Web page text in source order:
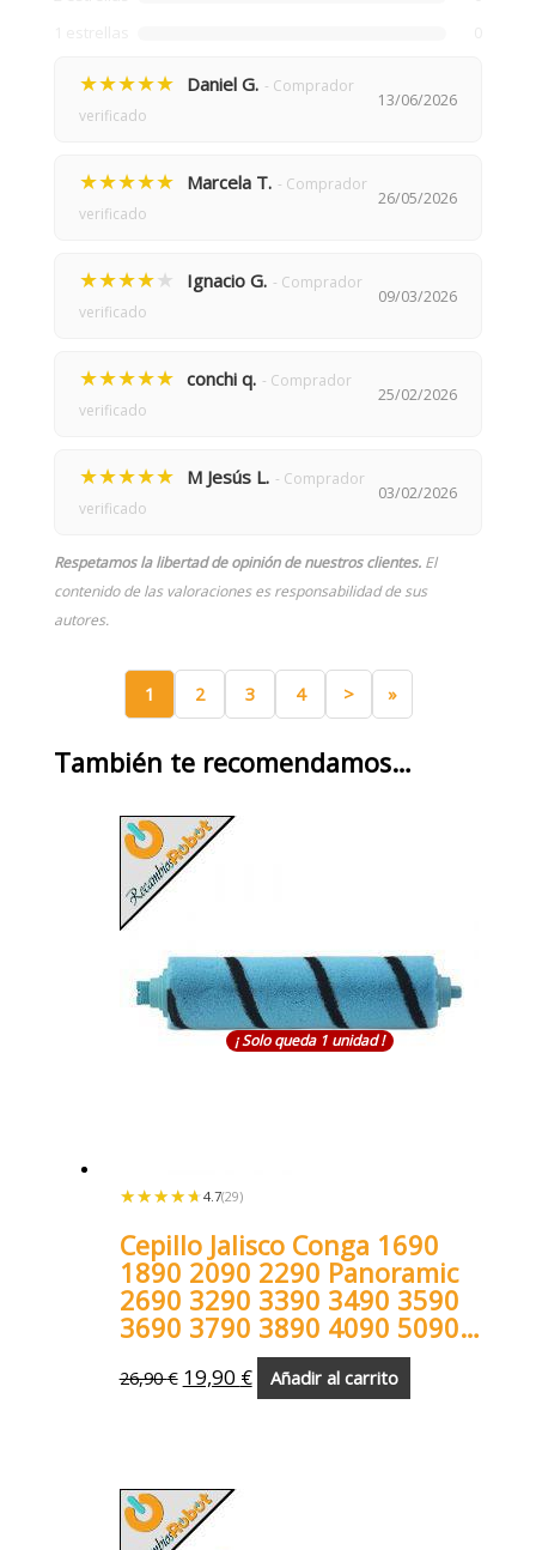
★★★★★ Daniel G. - Comprador
verificado
13/06/2026
★★★★★ Marcela T. - Comprador
verificado
26/05/2026
★★★★★ Ignacio G. - Comprador
verificado
09/03/2026
★★★★★ conchi q. - Comprador
verificado
25/02/2026
★★★★★ M Jesús L. - Comprador
verificado
03/02/2026
Respetamos la libertad de opinión de nuestros clientes. El
contenido de las valoraciones es responsabilidad de sus
autores.
1 2 3 4 > »
También te recomendamos…
¡ Solo queda 1 unidad !
★★★★★
★★★★★ 4.7(29)
Cepillo Jalisco Conga 1690
1890 2090 2290 Panoramic
2690 3290 3390 3490 3590
3690 3790 3890 4090 5090
26,90€ 19,90 € Añadir al carrito